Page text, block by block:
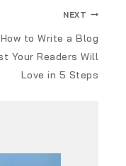
NEXT
How to Write a Blog
Your Readers Will
Love in 5 Steps